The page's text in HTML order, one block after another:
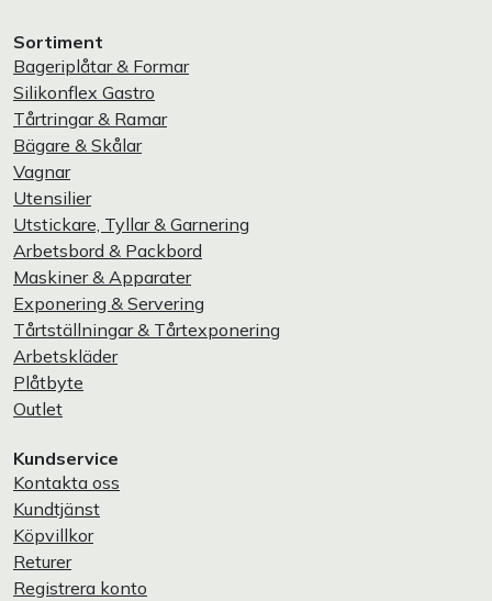
Sortiment
Bageriplåtar & Formar
Silikonflex Gastro
Tårtringar & Ramar
Bägare & Skålar
Vagnar
Utensilier
Utstickare, Tyllar & Garnering
Arbetsbord & Packbord
Maskiner & Apparater
Exponering & Servering
Tårtställningar & Tårtexponering
Arbetskläder
Plåtbyte
Outlet
Kundservice
Kontakta oss
Kundtjänst
Köpvillkor
Returer
Registrera konto